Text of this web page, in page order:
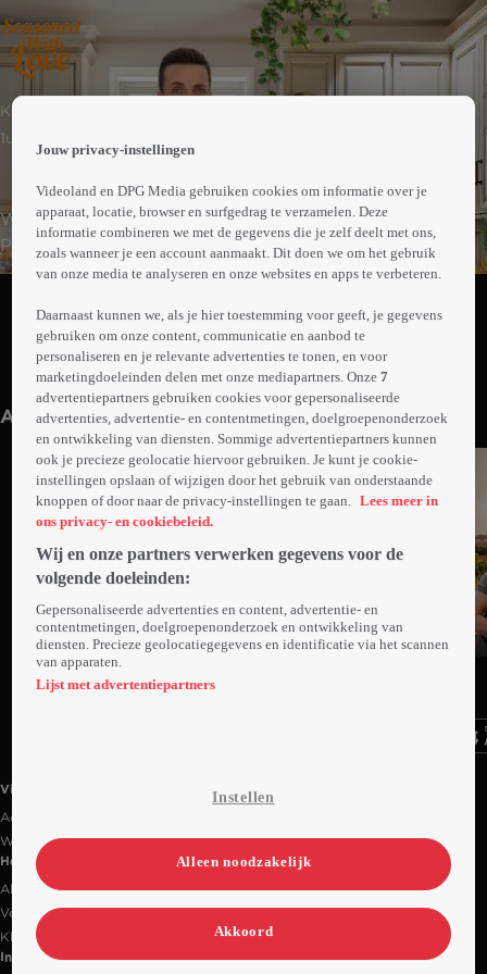
Komedie
1uur26min
Winona Applegate heeft een succesvolle bistro in
Pittsburgh en mag in New York auditie doen voor een
eigen show op tv. Onderweg naar New York krijgt ze
door weduwnaar Adam.
Abonneren op Videoland
Meer
info
Anderen kijken ook
Ga
naar
Trailer
Videoland
Actiecode
Werken bij RTL
Handige links
Alle films & series
Veelgestelde vragen
Klantenservice
Informatie
Jouw privacy-instellingen
Videoland en DPG Media gebruiken cookies om informatie over je
apparaat, locatie, browser en surfgedrag te verzamelen. Deze
informatie combineren we met de gegevens die je zelf deelt met ons,
zoals wanneer je een account aanmaakt. Dit doen we om het gebruik
van onze media te analyseren en onze websites en apps te verbeteren.
Daarnaast kunnen we, als je hier toestemming voor geeft, je gegevens
gebruiken om onze content, communicatie en aanbod te
personaliseren en je relevante advertenties te tonen, en voor
marketingdoeleinden delen met onze mediapartners. Onze7
advertentiepartners gebruiken cookies voor gepersonaliseerde
advertenties, advertentie- en contentmetingen, doelgroepenonderzoek
en ontwikkeling van diensten. Sommige advertentiepartners kunnen
ook je precieze geolocatie hiervoor gebruiken. Je kunt je cookie-
instellingen opslaan of wijzigen door het gebruik van onderstaande
knoppen of door naar de privacy-instellingen te gaan.
Lees meer in
ons privacy- en cookiebeleid.
Wij en onze partners verwerken gegevens voor de
volgende doeleinden:
Gepersonaliseerde advertenties en content, advertentie- en
contentmetingen, doelgroepenonderzoek en ontwikkeling van
diensten. Precieze geolocatiegegevens en identificatie via het scannen
van apparaten.
Lijst met advertentiepartners
Instellen
Alleen noodzakelijk
Akkoord